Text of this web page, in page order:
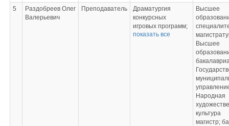
праздника под
открытым небом;
Режиссура
спортивного
5
Раздобреев Олег
Валерьевич
Преподаватель
Драматургия
конкурсных
игровых программ;
Информационно-
показать все
Высшее
Высшее
Народная
культура
магистр;